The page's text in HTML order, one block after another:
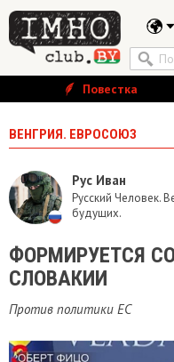
Повестка
ВЕНГРИЯ. ЕВРОСОЮЗ
Рус Иван
Русский Человек.
будущих.
ФОРМИРУЕТСЯ
СЛОВАКИИ
Против политики ЕС